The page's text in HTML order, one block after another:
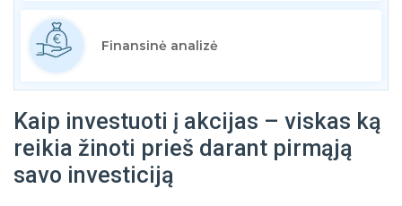
Finansinė analizė
Kaip investuoti į akcijas – viskas ką
reikia žinoti prieš darant pirmąją
savo investiciją